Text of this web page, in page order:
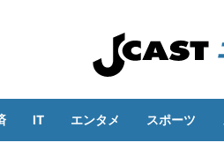
IT エンタメ スポーツ